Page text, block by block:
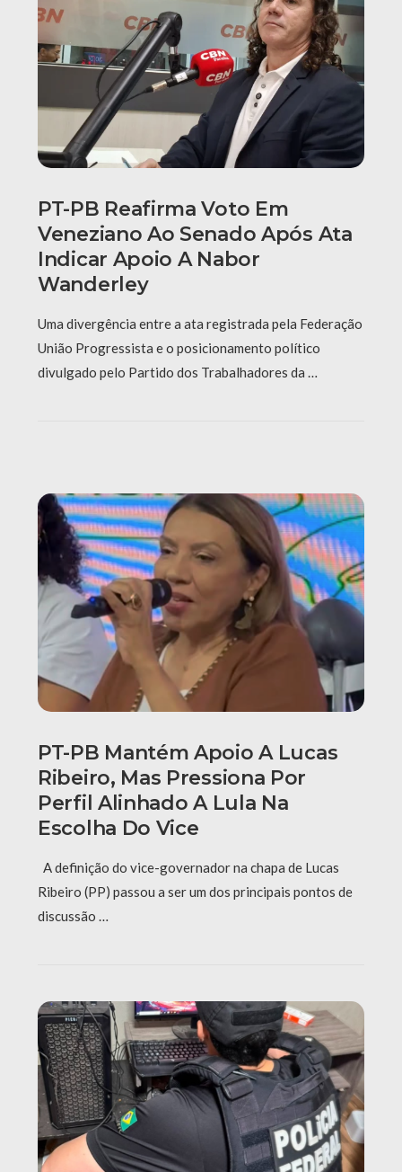
PT-PB Reafirma Voto Em
Veneziano Ao Senado Após Ata
Indicar Apoio A Nabor
Wanderley
Uma divergência entre a ata registrada pela Federação
União Progressista e o posicionamento político
divulgado pelo Partido dos Trabalhadores da …
PT-PB Mantém Apoio A Lucas
Ribeiro, Mas Pressiona Por
Perfil Alinhado A Lula Na
Escolha Do Vice
A definição do vice-governador na chapa de Lucas
Ribeiro (PP) passou a ser um dos principais pontos de
discussão …